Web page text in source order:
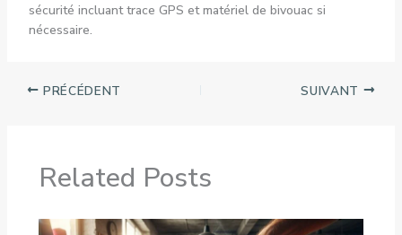
sécurité incluant trace GPS et matériel de bivouac si
nécessaire.
PRÉCÉDENT SUIVANT
Related Posts